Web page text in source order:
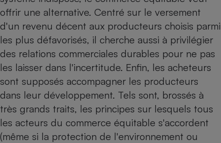
offrir une alternative. Centré sur le versement
d'un revenu décent aux producteurs choisis parmi
les plus défavorisés, il cherche aussi à privilégier
des relations commerciales durables pour ne pas
les laisser dans l'incertitude. Enfin, les acheteurs
sont supposés accompagner les producteurs
dans leur développement. Tels sont, brossés à
très grands traits, les principes sur lesquels tous
les acteurs du commerce équitable s'accordent
(même si la protection de l'environnement ou
Complément
alimentaire
Assurance emprunteur
Banque
Gros électroménager
Petit électroménager -
Internet
Téléphonie
Matelas
Mutuelle